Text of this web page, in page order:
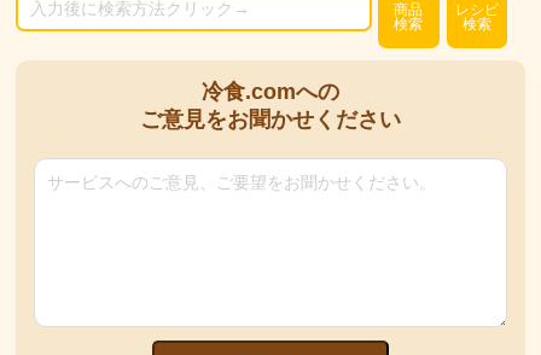
商品
検索
レシピ
検索
冷食.comへの
ご意見をお聞かせください